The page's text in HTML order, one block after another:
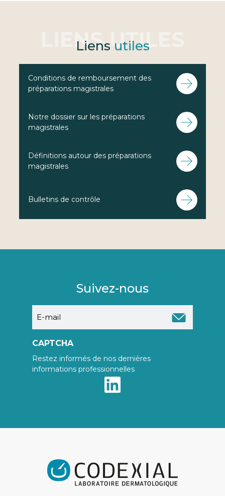
Liens utiles
Conditions de remboursement des
préparations magistrales
Notre dossier sur les préparations
magistrales
Définitions autour des préparations
magistrales
Bulletins de contrôle
Suivez-nous
mail
CAPTCHA
Restez informés de nos dernières
informations professionnelles